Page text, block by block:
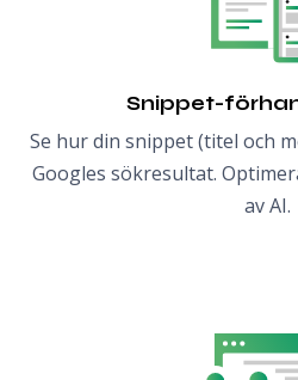
Snippet-
Se hur din snippet (titel och
Googles sökresultat.
av AI.